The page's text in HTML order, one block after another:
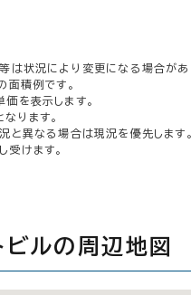
は状況により変更になる場合があ
面積例です。
を表示します。
ります。
と異なる場合は現況を優先します。
けます。
ビルの周辺地図